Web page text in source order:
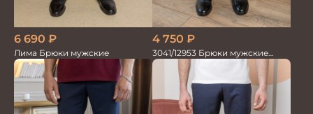
6 690 ₽
Лима Брюки мужские
4 750 ₽
3041/12953 Брюки мужские
парламент